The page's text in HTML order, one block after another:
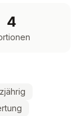
4